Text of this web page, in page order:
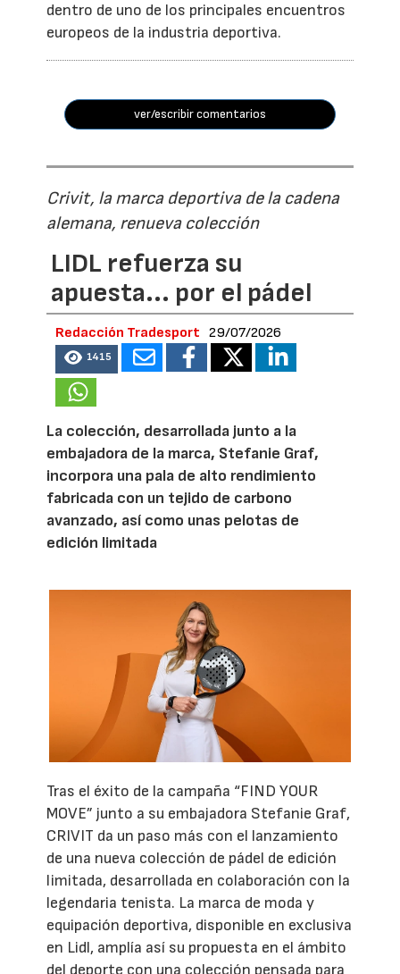
dentro de uno de los principales encuentros
europeos de la industria deportiva.
ver/escribir comentarios
Crivit, la marca deportiva de la cadena
alemana, renueva colección
LIDL refuerza su
apuesta... por el pádel
Redacción Tradesport 29/07/2026
1415
La colección, desarrollada junto a la
embajadora de la marca, Stefanie Graf,
incorpora una pala de alto rendimiento
fabricada con un tejido de carbono
avanzado, así como unas pelotas de
edición limitada
Tras el éxito de la campaña “FIND YOUR
MOVE” junto a su embajadora Stefanie Graf,
CRIVIT da un paso más con el lanzamiento
de una nueva colección de pádel de edición
limitada, desarrollada en colaboración con la
legendaria tenista. La marca de moda y
equipación deportiva, disponible en exclusiva
en Lidl, amplía así su propuesta en el ámbito
del deporte con una colección pensada para